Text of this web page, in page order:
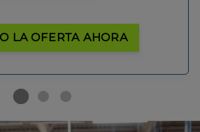
LA OFERTA AHORA